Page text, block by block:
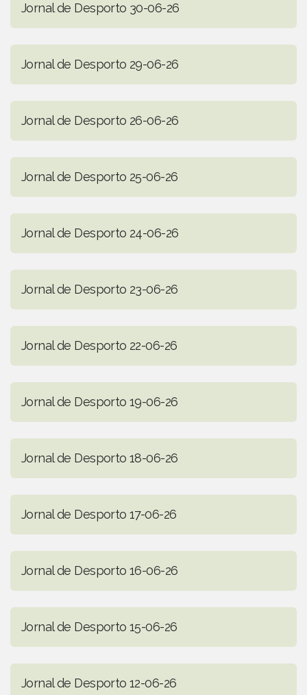
Jornal de Desporto 30-06-26
Jornal de Desporto 29-06-26
Jornal de Desporto 26-06-26
Jornal de Desporto 25-06-26
Jornal de Desporto 24-06-26
Jornal de Desporto 23-06-26
Jornal de Desporto 22-06-26
Jornal de Desporto 19-06-26
Jornal de Desporto 18-06-26
Jornal de Desporto 17-06-26
Jornal de Desporto 16-06-26
Jornal de Desporto 15-06-26
Jornal de Desporto 12-06-26